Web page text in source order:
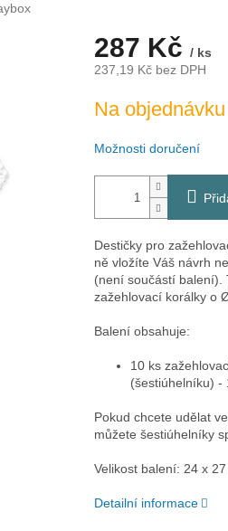
287 Kč / ks
237,19 Kč bez DPH
cena:
Na objednávku
Možnosti doručení
Destičky pro
ně vložíte Váš návrh
(není součástí balení).
zažehlovací korálky o
Balení obsahuje:
10 ks
(šestiúhelníku) -
Pokud chcete udělat
můžete šestiúhelníky
Velikost balení: 24 x
Detailní informace